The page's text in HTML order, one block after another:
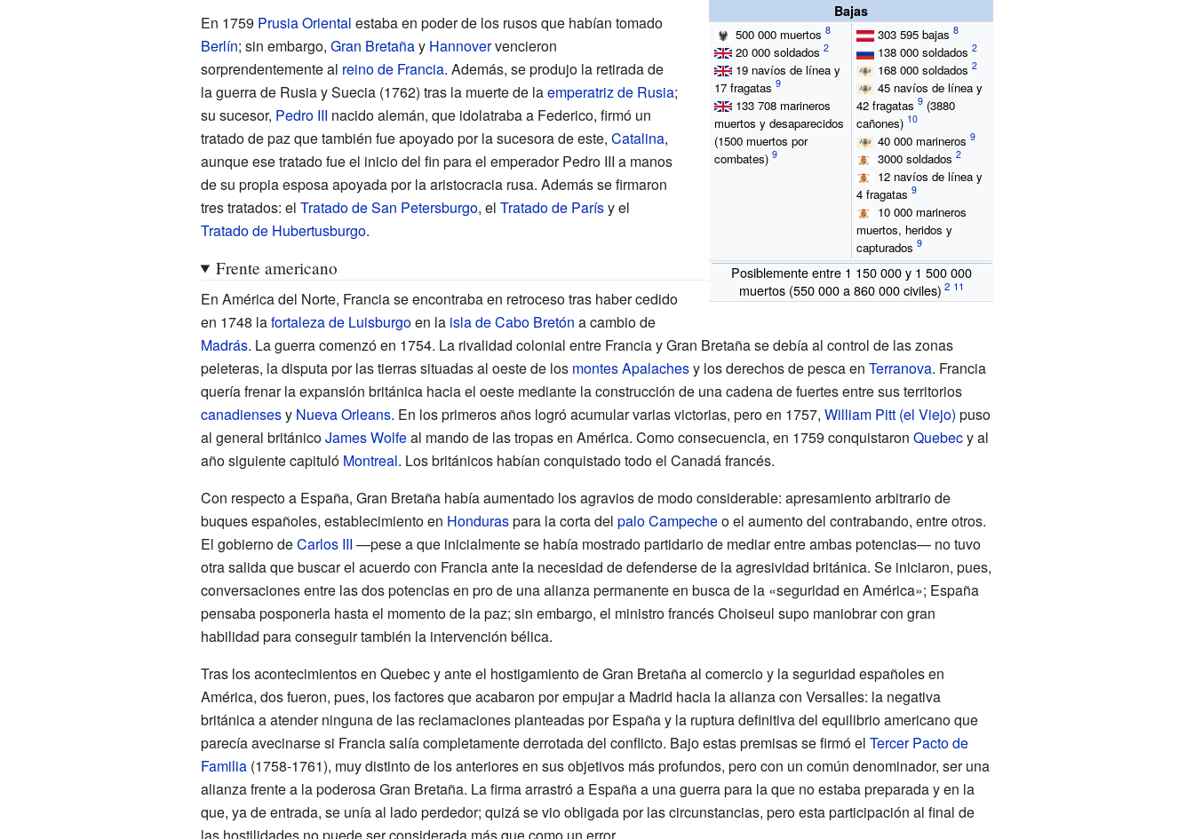
Bajas
500 000 muertos
20 000 soldados
19 navíos de línea y
17 fragatas
133 708 marineros
muertos y desaparecidos
(1500 muertos por
combates)
303 595 bajas
138 000 soldados
168 000 soldados
45 navíos de línea y
42 fragatas (3880
cañones)
40 000 marineros
3000 soldados
12 navíos de línea y
4 fragatas
10 000 marineros
muertos, heridos y
capturados
Posiblemente entre 1 150000 y 1 500000
muertos (550 000 a 860 000 civiles)
En 1759 Prusia Oriental estaba en poder de los rusos que habían tomado
Berlín; sin embargo, Gran Bretañay Hannovervencieron
sorprendentemente al reino de Francia. Además, se produjo la retirada de
la guerra de Rusia y Suecia (1762) tras la muerte de laemperatriz de Rusia;
su sucesor, Pedro III nacido alemán, que idolatraba a Federico, firmó un
tratado de paz que también fue apoyado por la sucesora de este, Catalina,
aunque ese tratado fue el inicio del fin para el emperador Pedro III a manos
de su propia esposa apoyada por la aristocracia rusa. Además se firmaron
tres tratados: el Tratado de San Petersburgo, el Tratado de Parísy el
Tratado de Hubertusburgo.
Frente americano
En América del Norte, Francia se encontraba en retroceso tras haber cedido
en 1748 lafortaleza de Luisburgoen la isla de Cabo Bretón a cambio de
Madrás. La guerra comenzó en 1754. La rivalidad colonial entre Francia y Gran Bretaña se debía al control de las zonas
peleteras, la disputa por las tierras situadas al oeste de los montes Apalachesy los derechos de pesca en Terranova. Francia
quería frenar la expansión británica hacia el oeste mediante la construcción de una cadena de fuertes entre sus territorios
canadiensesy Nueva Orleans. En los primeros años logró acumular varias victorias, pero en 1757, William Pitt (el Viejo) puso
al general británicoJames Wolfeal mando de las tropas en América. Como consecuencia, en 1759 conquistaron Quebecy al
año siguiente capituló Montreal. Los británicos habían conquistado todo el Canadá francés.
Con respecto a España, Gran Bretaña había aumentado los agravios de modo considerable: apresamiento arbitrario de
buques españoles, establecimiento en Honduraspara la corta del palo Campecheo el aumento del contrabando, entre otros.
El gobierno deCarlos III —pese a que inicialmente se había mostrado partidario de mediar entre ambas potencias— no tuvo
otra salida que buscar el acuerdo con Francia ante la necesidad de defenderse de la agresividad británica. Se iniciaron, pues,
conversaciones entre las dos potencias en pro de una alianza permanente en busca de la «seguridad en América»; España
pensaba posponerla hasta el momento de la paz; sin embargo, el ministro francés Choiseul supo maniobrar con gran
habilidad para conseguir también la intervención bélica.
Tras los acontecimientos en Quebec y ante el hostigamiento de Gran Bretaña al comercio y la seguridad españoles en
América, dos fueron, pues, los factores que acabaron por empujar a Madrid hacia la alianza con Versalles: la negativa
británica a atender ninguna de las reclamaciones planteadas por España y la ruptura definitiva del equilibrio americano que
parecía avecinarse si Francia salía completamente derrotada del conflicto. Bajo estas premisas se firmó el Tercer Pacto de
Familia(1758-1761), muy distinto de los anteriores en sus objetivos más profundos, pero con un común denominador, ser una
alianza frente a la poderosa Gran Bretaña. La firma arrastró a España a una guerra para la que no estaba preparada y en la
que, ya de entrada, se unía al lado perdedor; quizá se vio obligada por las circunstancias, pero esta participación al final de